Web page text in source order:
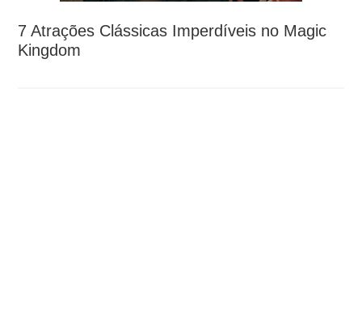
7 Atrações Clássicas Imperdíveis no Magic
Kingdom